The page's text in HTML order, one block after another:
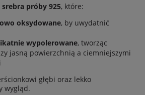
srebra próby 925, które:
oksydowane, by uwydatnić
wypolerowane, tworząc
jasną powierzchnią a ciemniejszymi
głębi oraz lekko
wygląd.